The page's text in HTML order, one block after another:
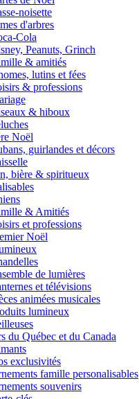
noisette
d'arbres
Cola
Peanuts, Grinch
& amitiés
lutins et fées
& professions
& hiboux
Noël
guirlandes et décors
bière & spiritueux
& Amitiés
et professions
Noël
de lumières
et télévisions
animées musicales
lumineux
du Québec et du Canada
exclusivités
famille personalisables
souvenirs